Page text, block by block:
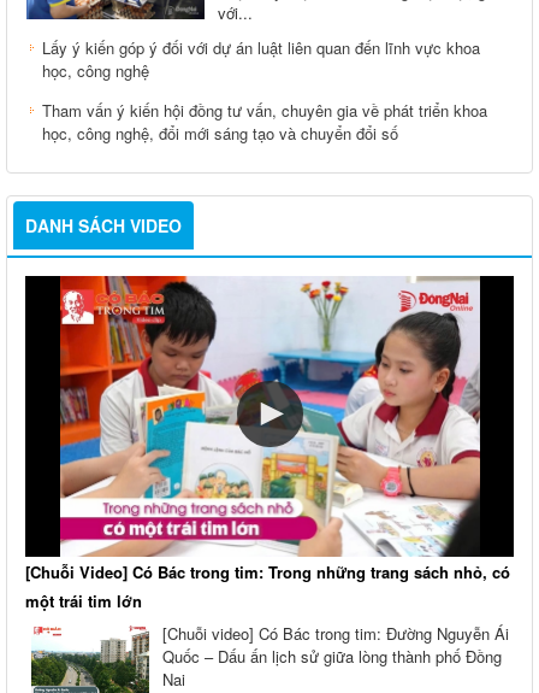
với...
Lấy ý kiến góp ý đối với dự án luật liên quan đến lĩnh vực khoa
học, công nghệ
Tham vấn ý kiến hội đồng tư vấn, chuyên gia về phát triển khoa
học, công nghệ, đổi mới sáng tạo và chuyển đổi số
DANH SÁCH VIDEO
[Chuỗi Video] Có Bác trong tim: Trong những trang sách nhỏ, có
một trái tim lớn
[Chuỗi video] Có Bác trong tim: Đường Nguyễn Ái
Quốc – Dấu ấn lịch sử giữa lòng thành phố Đồng
Nai